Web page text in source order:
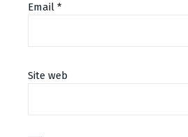
Email *
Site web